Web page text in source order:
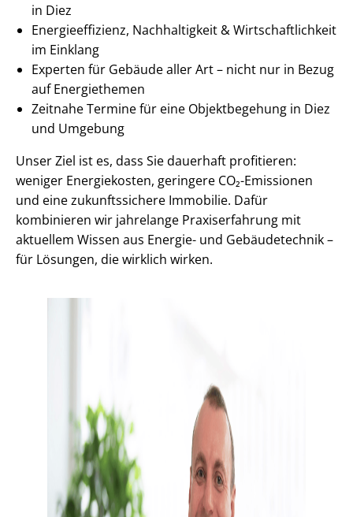
in Diez
En­er­gie­ef­fi­zi­enz, Nachhaltigkeit & Wirt­schaft­lich­keit
im Einklang
Experten für Gebäude aller Art – nicht nur in Bezug
auf Energiethemen
Zeitnahe Termine für eine Objektbegehung in Diez
und Umgebung
Unser Ziel ist es, dass Sie dauerhaft profitieren:
weniger Energiekosten, geringere CO₂-Emissionen
und eine zukunftssichere Immobilie. Dafür
kombinieren wir jahrelange Praxiserfahrung mit
aktuellem Wissen aus Energie- und Gebäudetechnik –
für Lösungen, die wirklich wirken.